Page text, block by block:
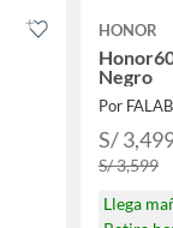
HONOR
Negro
Por
S/
S/ 3,599
Llega